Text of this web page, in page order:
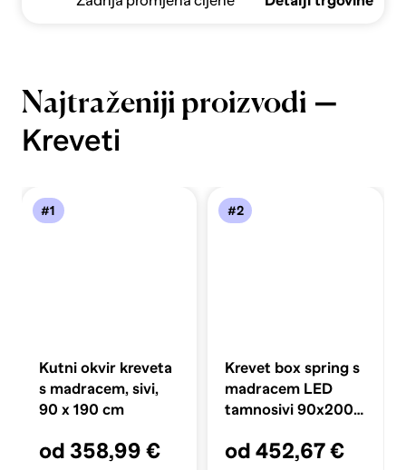
Najtraženiji proizvodi —
Kreveti
#1
Kutni okvir kreveta
s madracem, sivi,
90 x 190 cm
od 358,99 €
#2
Krevet box spring s
madracem LED
tamnosivi 90x200
od 452,67 €